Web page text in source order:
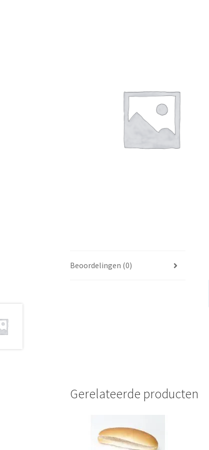
Beoordelingen (0)
Gerelateerde producten